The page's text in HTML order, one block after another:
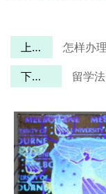
上一篇
下一篇